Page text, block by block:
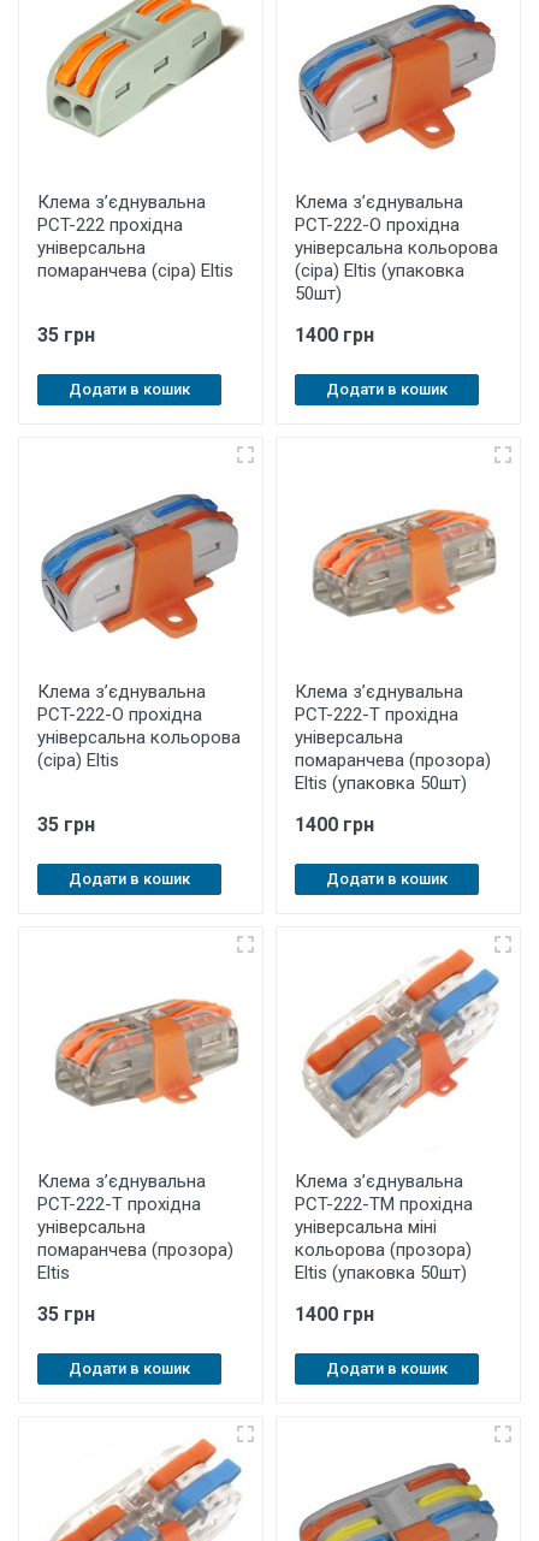
Клема з’єднувальна
PCT-222 прохідна
універсальна
помаранчева (сіра) Eltis
35 грн
Додати в кошик
Клема з’єднувальна
PCT-222-O прохідна
універсальна кольорова
(сіра) Eltis (упаковка
50шт)
1400 грн
Додати в кошик
Клема з’єднувальна
PCT-222-O прохідна
універсальна кольорова
(сіра) Eltis
35 грн
Додати в кошик
Клема з’єднувальна
PCT-222-T прохідна
універсальна
помаранчева (прозора)
Eltis (упаковка 50шт)
1400 грн
Додати в кошик
Клема з’єднувальна
PCT-222-T прохідна
універсальна
помаранчева (прозора)
Eltis
35 грн
Додати в кошик
Клема з’єднувальна
PCT-222-TM прохідна
універсальна міні
кольорова (прозора)
Eltis (упаковка 50шт)
1400 грн
Додати в кошик